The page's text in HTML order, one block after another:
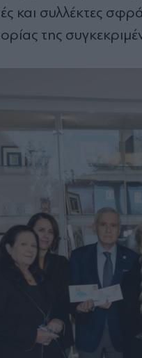
και συλλέκτες
της